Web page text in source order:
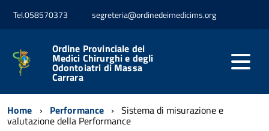
Tel.058570373 segreteria@ordinedeimedicims.org
Ordine Provinciale dei
Medici Chirurghi e degli
Odontoiatri di Massa
Carrara
Home Performance Sistema di misurazione e
valutazione della Performance